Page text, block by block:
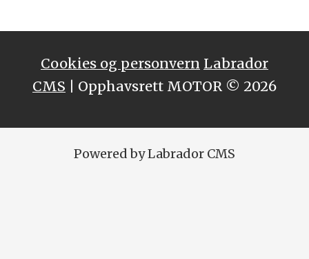
Cookies og personvern Labrador
CMS | Opphavsrett MOTOR © 2026
Powered by Labrador CMS